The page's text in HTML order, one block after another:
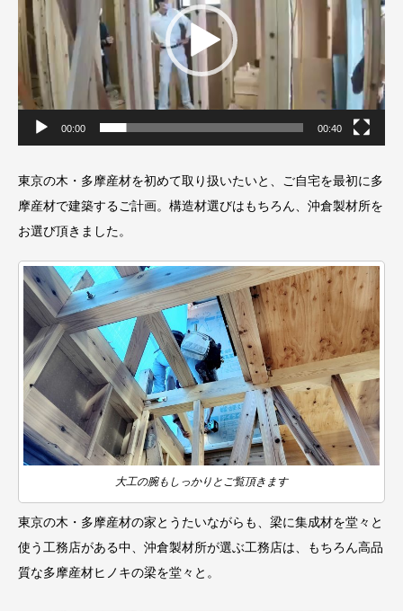
ー
00:00 00:40
東京の木・多摩産材を初めて取り扱いたいと、ご自宅を最初に多
摩産材で建築するご計画。構造材選びはもちろん、沖倉製材所を
お選び頂きました。
大工の腕もしっかりとご覧頂きます
東京の木・多摩産材の家とうたいながらも、梁に集成材を堂々と
使う工務店がある中、沖倉製材所が選ぶ工務店は、もちろん高品
質な多摩産材ヒノキの梁を堂々と。